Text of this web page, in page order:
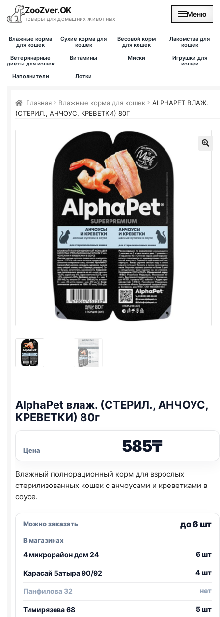
ZooZver.OK
товары для домашних животных
Меню
На главную
Влажные корма
для кошек
Сухие корма для
кошек
Весовой корм
для кошек
Лакомства для
кошек
Ветеринарные
диеты для кошек
Витамины Миски
Игрушки для
кошек
Наполнители
Лотки
Главная Влажные корма для кошек
ALPHAPET ВЛАЖ.
(СТЕРИЛ., АНЧОУС, КРЕВЕТКИ) 80Г
AlphaPet влаж. (СТЕРИЛ., АНЧОУС,
КРЕВЕТКИ) 80г
Цена 585₸
Влажный полнорационный корм для взрослых
стерилизованных кошек с анчоусами и креветками в
соусе.
Можно заказать до 6 шт
В магазинах
4 микрорайон дом 24 6 шт
Карасай Батыра 90/92 4 шт
Панфилова 32 нет
Тимирязева 68 5 шт